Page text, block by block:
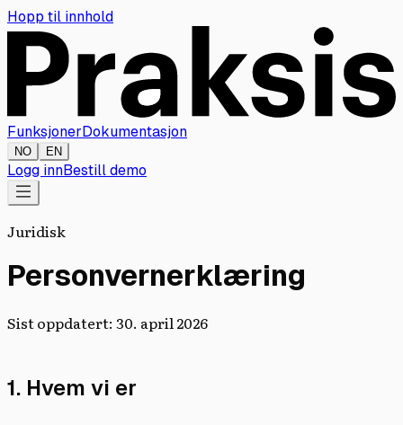
Hopp til innhold
FunksjonerDokumentasjon
NO EN
Logg innBestill demo
Juridisk
Personvernerklæring
Sist oppdatert: 30. april 2026
1. Hvem vi er